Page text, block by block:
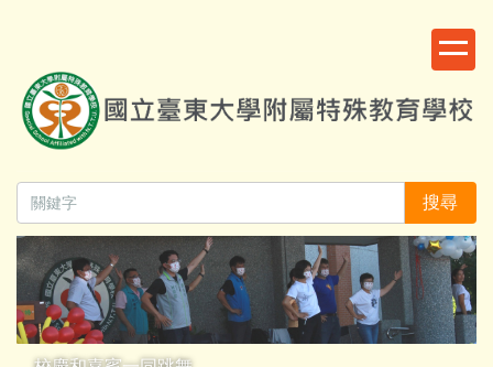
要
內
搜尋